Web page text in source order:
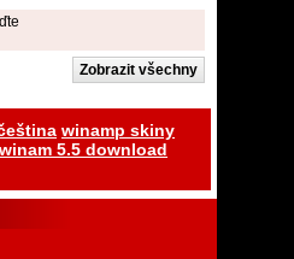
winamp skiny
winam 5.5 download